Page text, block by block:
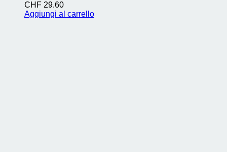
CHF 29.60
Aggiungi al carrello